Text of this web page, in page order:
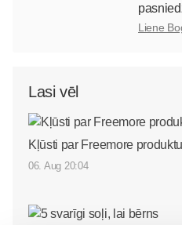
Liene
Lasi vēl
Kļūsti par Freemore
06. Aug 20:04